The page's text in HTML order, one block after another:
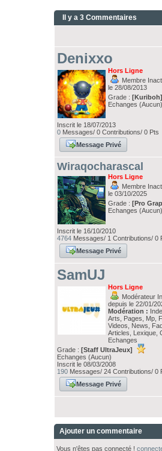
Il y a 3 Commentaires
Denixxo
Hors Ligne
Membre
le 28/08/2013
Grade :
Echanges
Inscrit le 18/07/2013
0 Messages/ 0 Contributions/ 0 Pts
Message Privé
Wiraqocharascal
Hors Ligne
Membre
le 03/10/2025
Grade :[Pro
Echanges
Inscrit le 16/10/2010
4764 Messages/ 1 Contributions/ 0
Message Privé
SamUJ
Hors Ligne
Modérateur
depuis le 22/01/
Modération :
Arts, Pages, Mp,
Videos, News,
Articles, Lexique,
Echanges
Grade :[Staff UltraJeux]
Echanges (Aucun)
Inscrit le 08/03/2008
190 Messages/ 24 Contributions/ 0
Message Privé
Ajouter un commentaire
Vous n'êtes pas connecté !